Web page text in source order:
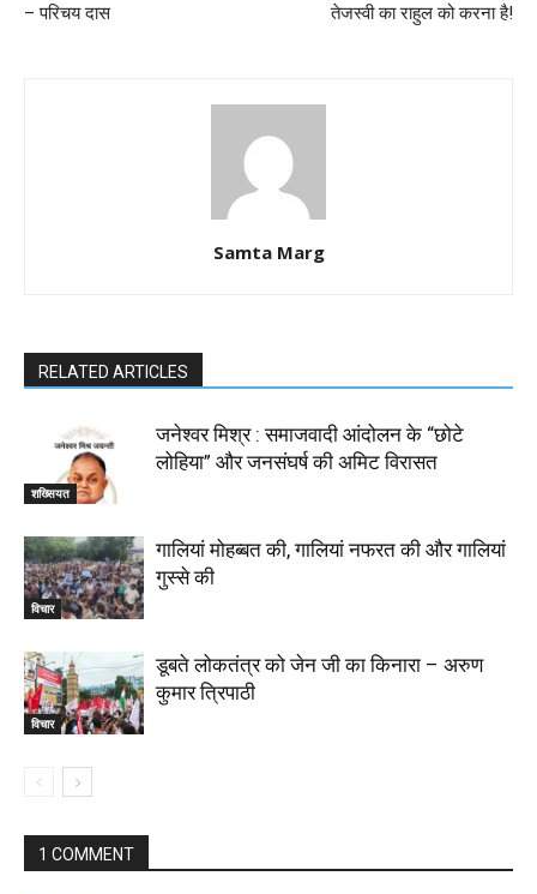
– परिचय दास
तेजस्वी का राहुल को करना है!
Samta Marg
RELATED ARTICLES
शख्सियत
जनेश्वर मिश्र : समाजवादी आंदोलन के “छोटे
लोहिया” और जनसंघर्ष की अमिट विरासत
विचार
गालियां मोहब्बत की, गालियां नफरत की और गालियां
गुस्से की
विचार
डूबते लोकतंत्र को जेन जी का किनारा – अरुण
कुमार त्रिपाठी
1 COMMENT